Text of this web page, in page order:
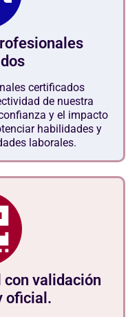
certificados
de nuestra
y el impacto
habilidades y
laborales.
validación
oficial.